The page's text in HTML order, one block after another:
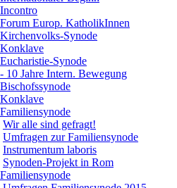
Europ. KatholikInnen
Synode
Synode
10 Jahre Intern. Bewegung
Wir alle sind gefragt!
Umfragen zur Familiensynode
Instrumentum laboris
Synoden-Projekt in Rom